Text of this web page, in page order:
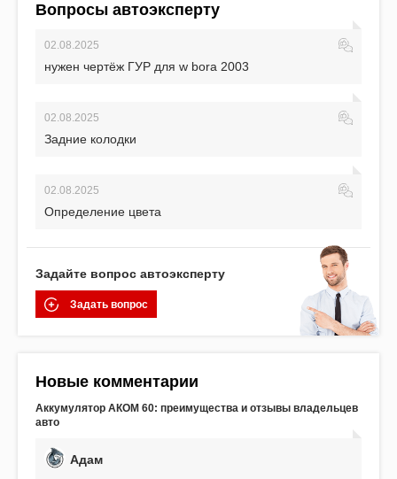
Вопросы автоэксперту
02.08.2025
нужен чертёж ГУР для w bora 2003
02.08.2025
Задние колодки
02.08.2025
Определение цвета
Задайте вопрос автоэксперту
Задать вопрос
Новые комментарии
Аккумулятор АКОМ 60: преимущества и отзывы владельцев
авто
Адам